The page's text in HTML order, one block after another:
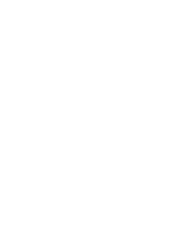
eşsiz bir fon sağlayan, nefes
bir odanın keyfini çıkarabilirsin.